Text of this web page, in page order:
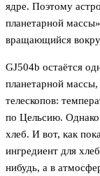
ядре. Поэтому
планетарной
вращающийся
GJ504b остаётся
планетарной
телескопов:
по Цельсию. Однако
хлеб. И вот, как
ингредиент для
нибудь, а в